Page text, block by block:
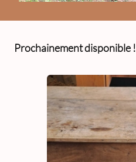
Prochainement disponible !